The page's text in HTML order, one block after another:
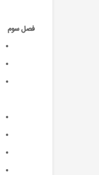
فصل سوم